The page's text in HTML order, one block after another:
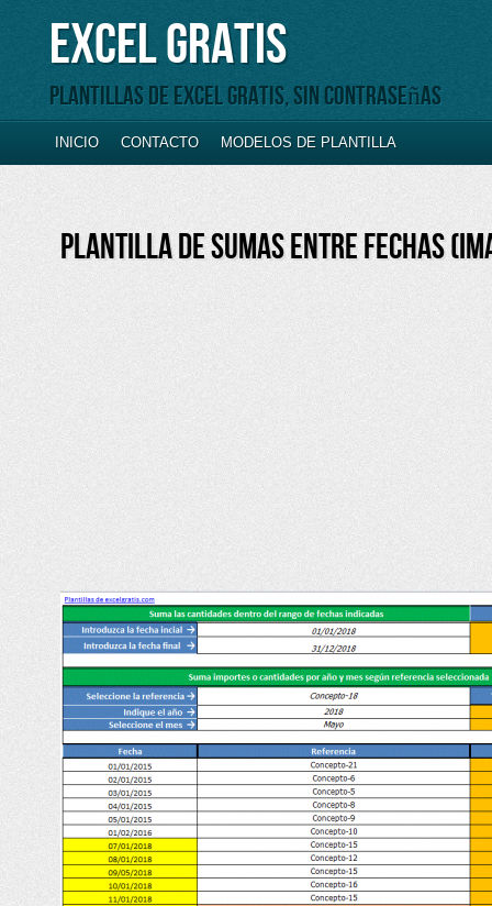
Excel Gratis
Plantillas de Excel gratis, sin contraseñas
INICIO CONTACTO MODELOS DE PLANTILLA
PLANTILLA DE SUMAS ENTRE FECHAS